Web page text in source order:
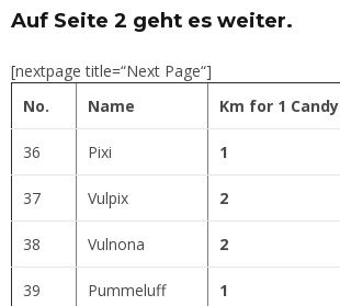
Auf Seite 2 geht es weiter.
[nextpage title=“Next Page“]
No.
Name Km for 1 Candy
36 Pixi 1
37 Vulpix 2
38 Vulnona 2
39 Pummeluff 1